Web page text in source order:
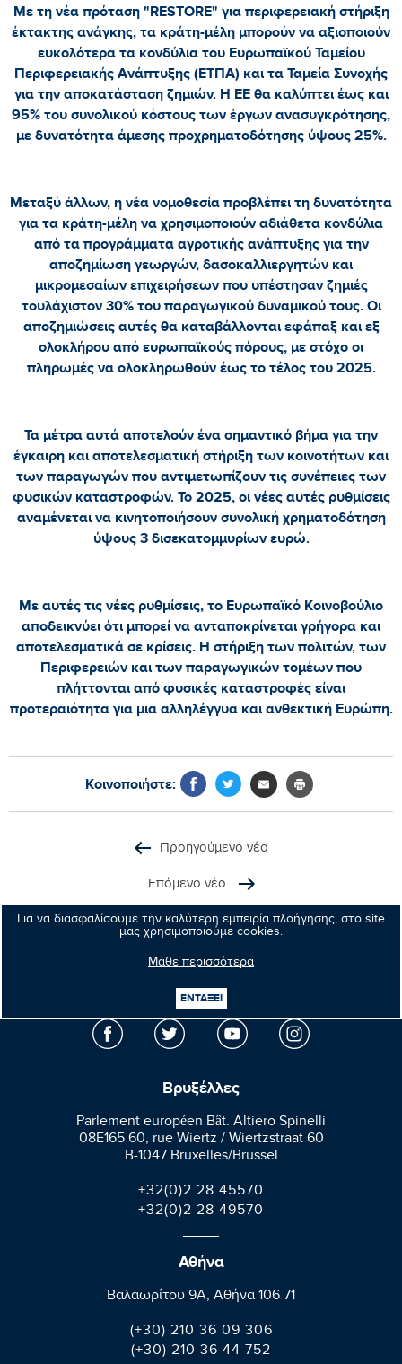
Για να διασφαλίσουμε την καλύτερη εμπειρία πλοήγησης, στο site
μας χρησιμοποιούμε cookies.
Μάθε περισσότερα
ΕΝΤΑΞΕΙ
Με τη νέα πρόταση "RESTORE" για περιφερειακή στήριξη
έκτακτης ανάγκης, τα κράτη-μέλη μπορούν να αξιοποιούν
ευκολότερα τα κονδύλια του Ευρωπαϊκού Ταμείου
Περιφερειακής Ανάπτυξης (ΕΤΠΑ) και τα Ταμεία Συνοχής
για την αποκατάσταση ζημιών. Η ΕΕ θα καλύπτει έως και
95% του συνολικού κόστους των έργων ανασυγκρότησης,
με δυνατότητα άμεσης προχρηματοδότησης ύψους 25%.
Μεταξύ άλλων, η νέα νομοθεσία προβλέπει τη δυνατότητα
για τα κράτη-μέλη να χρησιμοποιούν αδιάθετα κονδύλια
από τα προγράμματα αγροτικής ανάπτυξης για την
αποζημίωση γεωργών, δασοκαλλιεργητών και
μικρομεσαίων επιχειρήσεων που υπέστησαν ζημιές
τουλάχιστον 30% του παραγωγικού δυναμικού τους. Οι
αποζημιώσεις αυτές θα καταβάλλονται εφάπαξ και εξ
ολοκλήρου από ευρωπαϊκούς πόρους, με στόχο οι
πληρωμές να ολοκληρωθούν έως το τέλος του 2025.
Τα μέτρα αυτά αποτελούν ένα σημαντικό βήμα για την
έγκαιρη και αποτελεσματική στήριξη των κοινοτήτων και
των παραγωγών που αντιμετωπίζουν τις συνέπειες των
φυσικών καταστροφών. Το 2025, οι νέες αυτές ρυθμίσεις
αναμένεται να κινητοποιήσουν συνολική χρηματοδότηση
ύψους 3 δισεκατομμυρίων ευρώ.
Με αυτές τις νέες ρυθμίσεις, το Ευρωπαϊκό Κοινοβούλιο
αποδεικνύει ότι μπορεί να ανταποκρίνεται γρήγορα και
αποτελεσματικά σε κρίσεις. Η στήριξη των πολιτών, των
Περιφερειών και των παραγωγικών τομέων που
πλήττονται από φυσικές καταστροφές είναι
προτεραιότητα για μια αλληλέγγυα και ανθεκτική Ευρώπη.
Κοινοποιήστε:
Προηγούμενο νέο
Επόμενο νέο
Μανώλης
Ευρωβουλευτής
Βρυξέλλες
Parlement européen Bât. Altiero Spinelli
08E165 60, rue Wiertz / Wiertzstraat 60
B-1047 Bruxelles/Brussel
+32(0)2 28 45570
+32(0)2 28 49570
Αθήνα
Βαλαωρίτου 9A, Aθήνα 106 71
(+30) 210 36 09 306
(+30) 210 36 44 752